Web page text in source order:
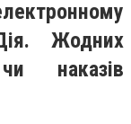
Жодних
наказів